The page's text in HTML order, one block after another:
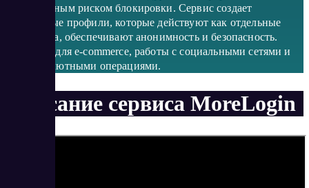
минимальным риском блокировки. Сервис создает
уникальные профили, которые действуют как отдельные
устройства, обеспечивают анонимность и безопасность.
Подходит для e-commerce, работы с социальными сетями и
криптовалютными операциями.
Описание сервиса MoreLogin